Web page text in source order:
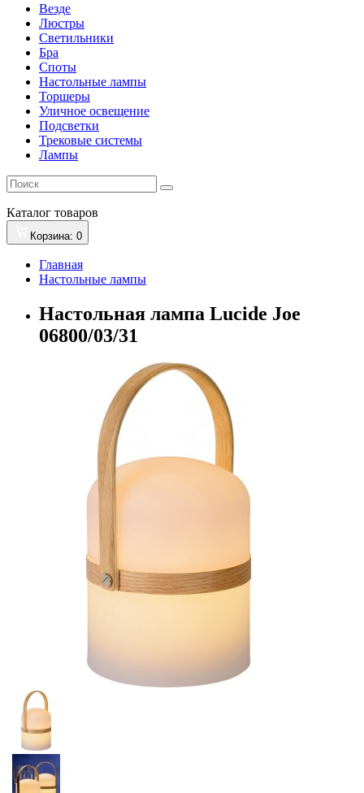
Везде
Люстры
Светильники
Бра
Споты
Настольные лампы
Торшеры
Уличное освещение
Подсветки
Трековые системы
Лампы
Каталог товаров
Корзина: 0
Главная
Настольные лампы
Настольная лампа Lucide Joe
06800/03/31